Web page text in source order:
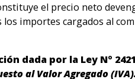
el precio neto
importes cargados al
dada por la Ley Nº
al Valor Agregado